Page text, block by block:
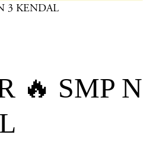
3 KENDAL
🔥 SMP N